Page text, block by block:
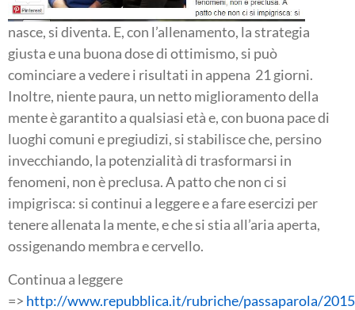
nasce, si diventa. E, con l’allenamento, la strategia
giusta e una buona dose di ottimismo, si può
cominciare a vedere i risultati in appena 21 giorni.
Inoltre, niente paura, un netto miglioramento della
mente è garantito a qualsiasi età e, con buona pace di
luoghi comuni e pregiudizi, si stabilisce che, persino
invecchiando, la potenzialità di trasformarsi in
fenomeni, non è preclusa. A patto che non ci si
impigrisca: si continui a leggere e a fare esercizi per
tenere allenata la mente, e che si stia all’aria aperta,
ossigenando membra e cervello.
Continua a leggere
=> http://www.repubblica.it/rubriche/passaparola/